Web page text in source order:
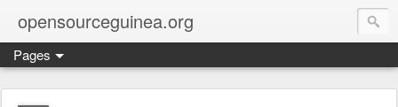
opensourceguinea.org
Pages